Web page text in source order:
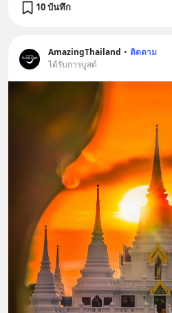
10 บันทึก
AmazingThailand • ติดตาม
ได้รับการบูสต์